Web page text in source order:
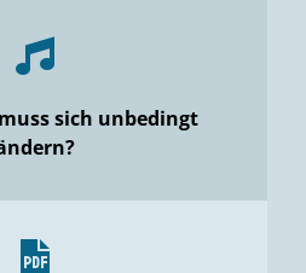
sich unbedingt